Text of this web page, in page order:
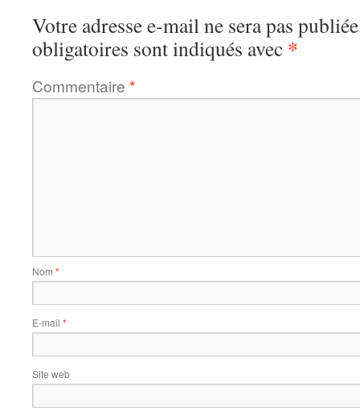
Votre adresse e-mail ne sera pas
obligatoires sont indiqués avec *
Commentaire *
Nom *
E-mail *
Site web